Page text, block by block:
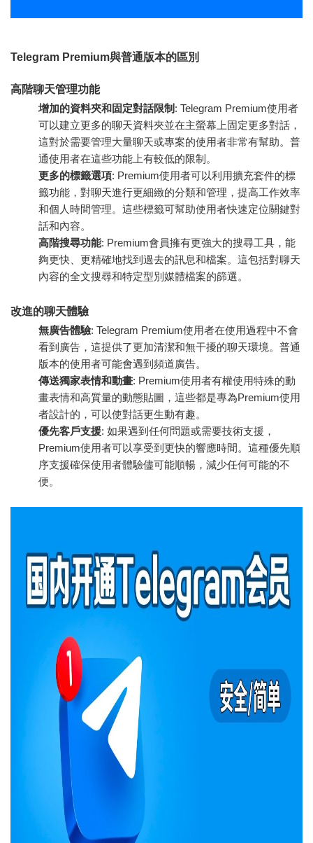
Telegram Premium與普通版本的區別
高階聊天管理功能
增加的資料夾和固定對話限制 : Telegram Premium使用者
可以建立更多的聊天資料夾並在主螢幕上固定更多對話，
這對於需要管理大量聊天或專案的使用者非常有幫助。普
通使用者在這些功能上有較低的限制。
更多的標籤選項: Premium使用者可以利用擴充套件的標
籤功能，對聊天進行更細緻的分類和管理，提高工作效率
和個人時間管理。這些標籤可幫助使用者快速定位關鍵對
話和內容。
高階搜尋功能: Premium會員擁有更強大的搜尋工具，能
夠更快、更精確地找到過去的訊息和檔案。這包括對聊天
內容的全文搜尋和特定型別媒體檔案的篩選。
改進的聊天體驗
無廣告體驗: Telegram Premium使用者在使用過程中不會
看到廣告，這提供了更加清潔和無干擾的聊天環境。普通
版本的使用者可能會遇到頻道廣告。
傳送獨家表情和動畫: Premium使用者有權使用特殊的動
畫表情和高質量的動態貼圖，這些都是專為Premium使用
者設計的，可以使對話更生動有趣。
優先客戶支援: 如果遇到任何問題或需要技術支援，
Premium使用者可以享受到更快的響應時間。這種優先順
序支援確保使用者體驗儘可能順暢，減少任何可能的不
便。